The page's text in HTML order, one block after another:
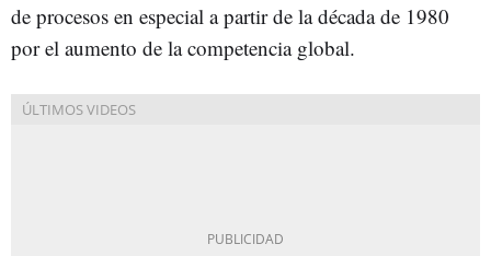
de procesos en especial a partir de la década de 1980
por el aumento de la competencia global.